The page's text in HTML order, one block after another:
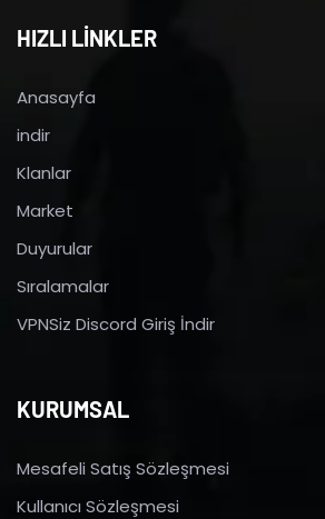
HIZLI LİNKLER
Anasayfa
indir
Klanlar
Market
Duyurular
Sıralamalar
VPNSiz Discord Giriş İndir
KURUMSAL
Mesafeli Satış Sözleşmesi
Kullanıcı Sözleşmesi